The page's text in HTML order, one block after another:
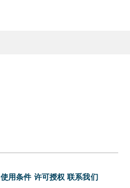
使用条件 许可授权 联系我们